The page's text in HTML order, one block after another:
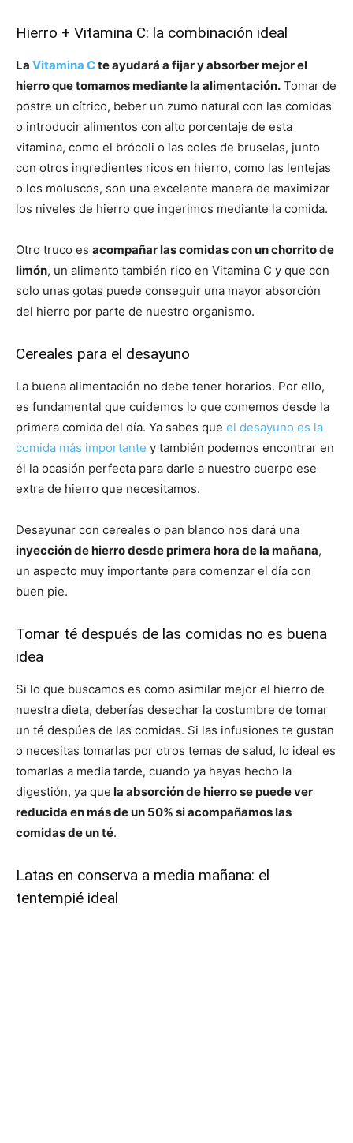
Hierro + Vitamina C: la combinación ideal
La Vitamina Cte ayudará a fijar y absorber mejor el
hierro que tomamos mediante la alimentación. Tomar de
postre un cítrico, beber un zumo natural con las comidas
o introducir alimentos con alto porcentaje de esta
vitamina, como el brócoli o las coles de bruselas, junto
con otros ingredientes ricos en hierro, como las lentejas
o los moluscos, son una excelente manera de maximizar
los niveles de hierro que ingerimos mediante la comida.
Otro truco es acompañar las comidas con un chorrito de
limón, un alimento también rico en Vitamina C y que con
solo unas gotas puede conseguir una mayor absorción
del hierro por parte de nuestro organismo.
Cereales para el desayuno
La buena alimentación no debe tener horarios. Por ello,
es fundamental que cuidemos lo que comemos desde la
primera comida del día. Ya sabes que el desayuno es la
comida más importante y también podemos encontrar en
él la ocasión perfecta para darle a nuestro cuerpo ese
extra de hierro que necesitamos.
Desayunar con cereales o pan blanco nos dará una
inyección de hierro desde primera hora de la mañana,
un aspecto muy importante para comenzar el día con
buen pie.
Tomar té después de las comidas no es buena
idea
Si lo que buscamos es como asimilar mejor el hierro de
nuestra dieta, deberías desechar la costumbre de tomar
un té despúes de las comidas. Si las infusiones te gustan
o necesitas tomarlas por otros temas de salud, lo ideal es
tomarlas a media tarde, cuando ya hayas hecho la
digestión, ya que la absorción de hierro se puede ver
reducida en más de un 50% si acompañamos las
comidas de un té.
Latas en conserva a media mañana: el
tentempié ideal